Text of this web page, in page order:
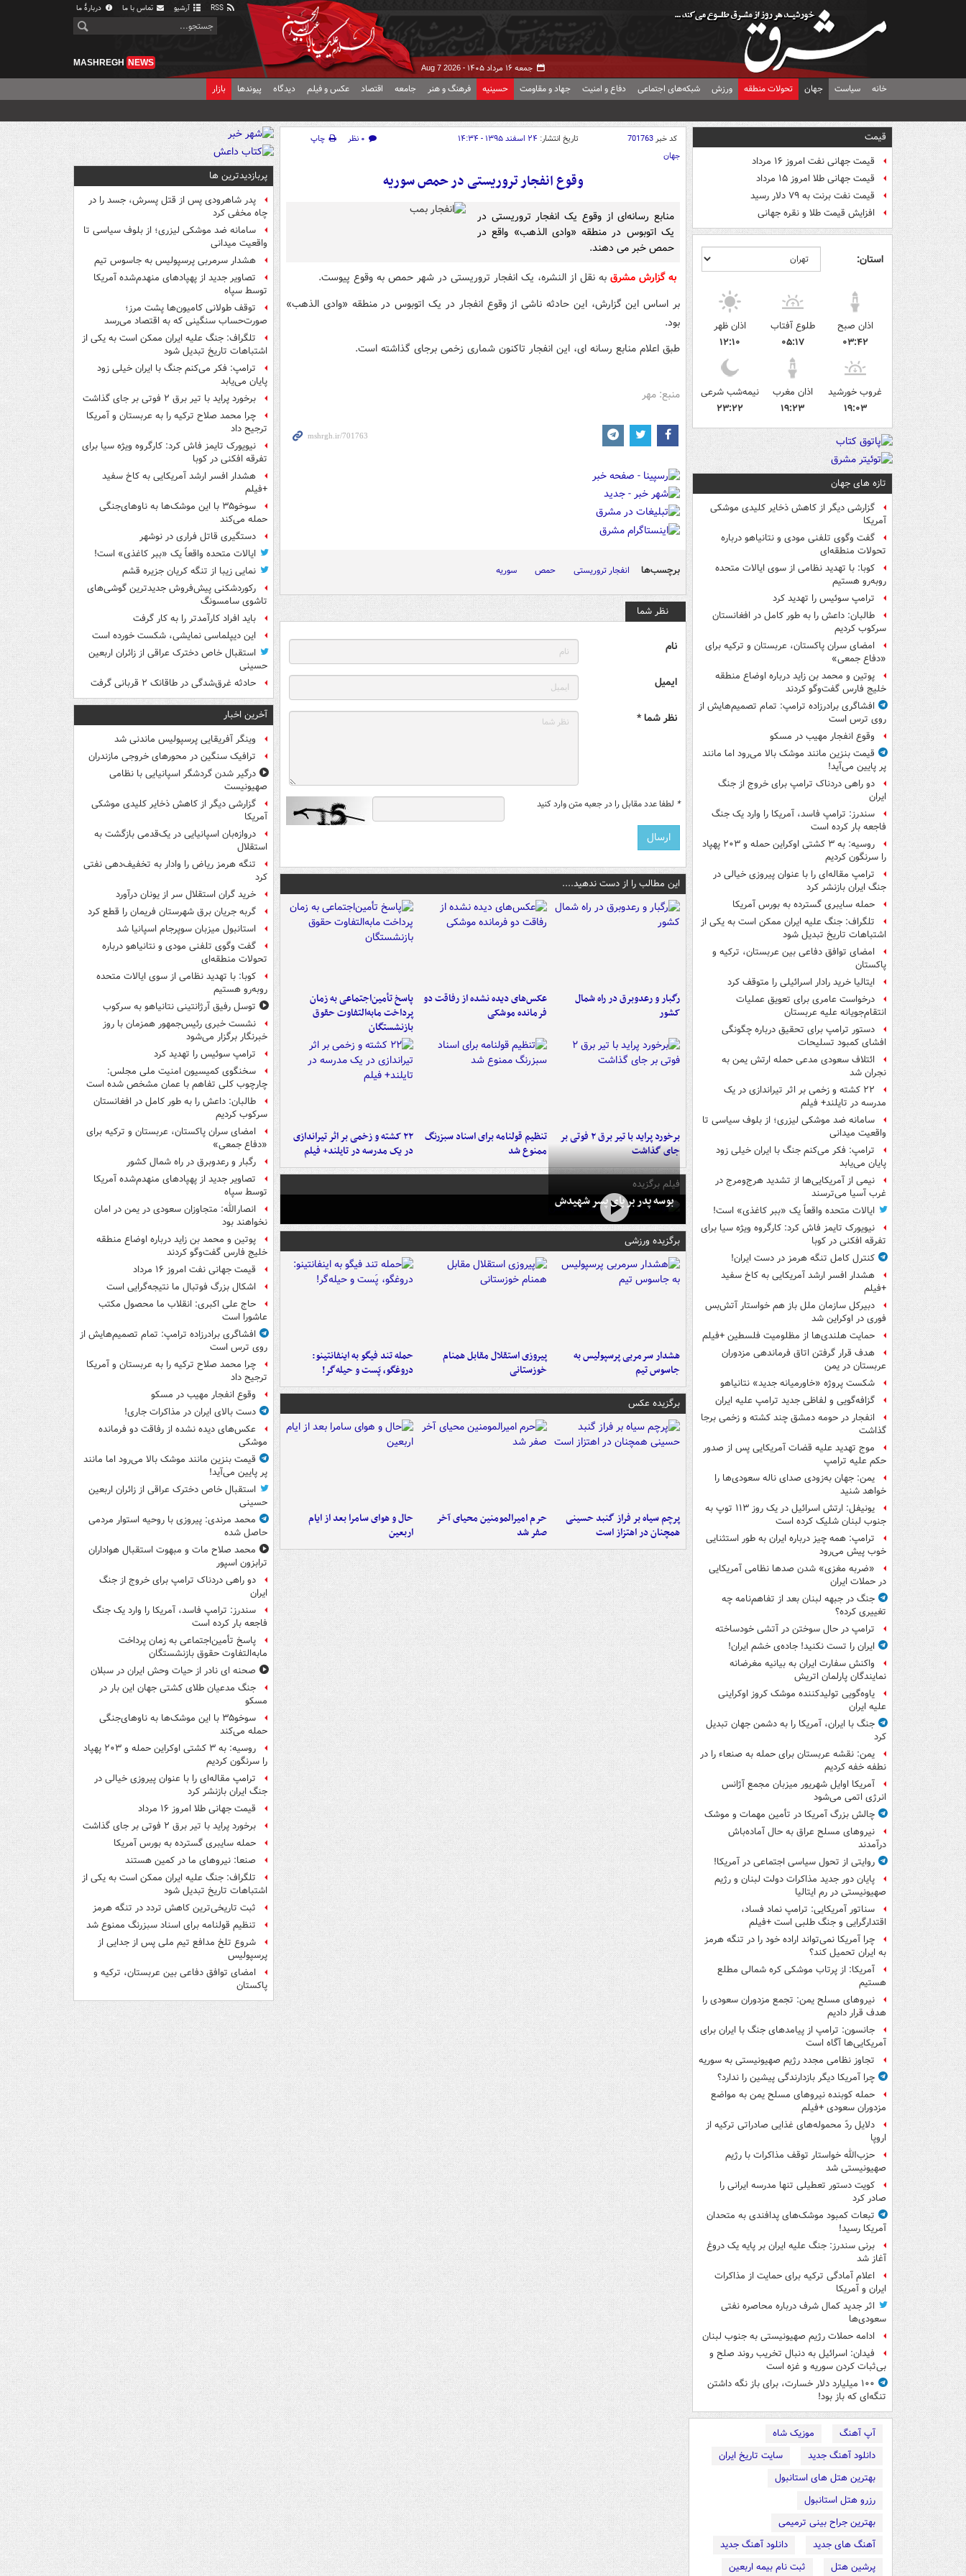
آرشیو تماس با ما دربارهٔ ما
جمعه ۱۶ مرداد ۱۴۰۵ - Aug 7 2026
MASHREGH NEWS
خانه سیاست جهان تحولات منطقه ورزش شبکه‌های اجتماعی دفاع و امنیت جهاد و مقاومت حسینیه فرهنگ و هنر جامعه اقتصاد عکس و فیلم دیدگاه پیوندها بازار
قیمت
قیمت جهانی نفت امروز ۱۶ مرداد
قیمت جهانی طلا امروز ۱۵ مرداد
قیمت نفت برنت به ۷۹ دلار رسید
افزایش قیمت طلا و نقره جهانی
استان:
اذان صبح
۰۳:۴۲
طلوع آفتاب
۰۵:۱۷
اذان ظهر
۱۲:۱۰
غروب خورشید
۱۹:۰۳
اذان مغرب
۱۹:۲۳
نیمه‌شب شرعی
۲۳:۲۲
تازه های جهان
گزارشی دیگر از کاهش ذخایر کلیدی موشکی
آمریکا
گفت وگوی تلفنی مودی و نتانیاهو درباره
تحولات منطقه‌ای
کوبا: با تهدید نظامی از سوی ایالات متحده
روبه‌رو هستیم
ترامپ سوئیس را تهدید کرد
طالبان: داعش را به طور کامل در افغانستان
سرکوب کردیم
امضای سران پاکستان، عربستان و ترکیه برای
«دفاع جمعی»
پوتین و محمد بن زاید درباره اوضاع منطقه
خلیج فارس گفت‌وگو کردند
افشاگری برادرزاده ترامپ: تمام تصمیم‌هایش از
روی ترس است
وقوع انفجار مهیب در مسکو
قیمت بنزین مانند موشک بالا می‌رود اما مانند
پر پایین می‌آید!
دو راهی دردناک ترامپ برای خروج از جنگ
ایران
سندرز: ترامپ فاسد، آمریکا را وارد یک جنگ
فاجعه بار کرده است
روسیه: به ۳ کشتی اوکراین حمله و ۲۰۳ پهپاد
را سرنگون کردیم
ترامپ مقاله‌ای را با عنوان پیروزی خیالی در
جنگ ایران بازنشر کرد
حمله سایبری گسترده به بورس آمریکا
تلگراف: جنگ علیه ایران ممکن است به یکی از
اشتباهات تاریخ تبدیل شود
امضای توافق دفاعی بین عربستان، ترکیه و
پاکستان
ایتالیا خرید رادار اسرائیلی را متوقف کرد
درخواست عامری برای تعویق عملیات
انتقام‌جویانه علیه عربستان
دستور ترامپ برای تحقیق درباره چگونگی
افشای کمبود تسلیحات
ائتلاف سعودی مدعی حمله ارتش یمن به
نجران شد
۲۲ کشته و زخمی بر اثر تیراندازی در یک
مدرسه در تایلند+ فیلم
سامانه ضد موشکی لیزری؛ از بلوف سیاسی تا
واقعیت میدانی
ترامپ: فکر می‌کنم جنگ با ایران خیلی زود
پایان می‌یابد
نیمی از آمریکایی‌ها از تشدید هرج‌ومرج در
غرب آسیا می‌ترسند
ایالات متحده واقعاً یک «ببر کاغذی» است!
نیویورک تایمز فاش کرد: کارگروه ویژه سیا برای
تفرقه افکنی در کوبا
کنترل کامل تنگه هرمز در دست ایران!
هشدار افسر ارشد آمریکایی به کاخ سفید
+فیلم
دبیرکل سازمان ملل باز هم خواستار آتش‌بس
فوری در اوکراین شد
حمایت هلندی‌ها از مظلومیت فلسطین +فیلم
هدف قرار گرفتن اتاق‌ فرماندهی مزدوران
عربستان در یمن
شکست پروژه «خاورمیانه جدید» نتانیاهو
گزافه‌گویی و لفاظی جدید ترامپ علیه ایران
انفجار در حومه دمشق چند کشته و زخمی برجا
گذاشت
موج تهدید علیه قضات آمریکایی پس از صدور
حکم علیه ترامپ
یمن: جهان به‌زودی صدای ناله سعودی‌ها را
خواهد شنید
یونیفل: ارتش اسرائیل در یک روز ۱۱۳ توپ به
جنوب لبنان شلیک کرده است
ترامپ: همه چیز درباره ایران به طور استثنایی
خوب پیش می‌رود
«ضربه مغزی» شدن صدها نظامی آمریکایی
در حملات ایران
جنگ در جبهه لبنان بعد از تفاهم‌نامه چه
تغییری کرده؟
ترامپ در حال سوختن در آتشی خودساخته
ایران را تست نکنید! جاده‌ی خشم ایران!
واکنش سفارت ایران به بیانیه مغرضانه
نمایندگان پارلمان اتریش
یاوه‌گویی تولیدکننده موشک کروز اوکراینی
علیه ایران
جنگ با ایران، آمریکا را به دشمن جهان تبدیل
کرد
یمن: نقشه عربستان برای حمله به صنعاء را در
نطفه خفه کردیم
آمریکا اوایل شهریور میزبان مجمع آژانس
انرژی اتمی می‌شود
چالش بزرگ آمریکا در تأمین مهمات و موشک
نیروهای مسلح عراق به حال آماده‌باش
درآمدند
روایتی از تحول سیاسی اجتماعی در آمریکا!
پایان دور جدید مذاکرات دولت لبنان و رژیم
صهیونیستی در رم ایتالیا
سناتور آمریکایی: ترامپ نماد فساد،
اقتدارگرایی و جنگ طلبی است +فیلم
چرا آمریکا نمی‌تواند اراده خود را در تنگه هرمز
به ایران تحمیل کند؟
آمریکا: از پرتاب موشکی کره شمالی مطلع
هستیم
نیروهای مسلح یمن: تجمع مزدوران سعودی را
هدف قرار دادیم
جانسون: ترامپ از پیامدهای جنگ با ایران برای
آمریکایی‌ها آگاه است
تجاوز نظامی مجدد رژیم صهیونیستی به سوریه
چرا آمریکا دیگر بازدارندگی پیشین را ندارد؟
حمله کوبنده نیروهای مسلح یمن به مواضع
مزدوران سعودی +فیلم
دلایل ردّ محموله‌های غذایی صادراتی ترکیه از
اروپا
حزب‌الله خواستار توقف مذاکرات با رژیم
صهیونیستی شد
کویت دستور تعطیلی تنها مدرسه ایرانی را
صادر کرد
تبعات کمبود موشک‌های پدافندی به متحدان
آمریکا رسید!
برنی سندرز: جنگ علیه ایران بر پایه یک دروغ
آغاز شد
اعلام آمادگی ترکیه برای حمایت از مذاکرات
ایران و آمریکا
اثر جدید کمال شرف درباره محاصره نفتی
سعودی‌ها
ادامه حملات رژیم صهیونیستی به جنوب لبنان
فیدان: اسرائیل به دنبال تخریب روند صلح و
بی‌ثبات کردن سوریه و غزه است
۱۰۰ میلیارد دلار خسارت، برای باز نگه داشتن
تنگه‌ای که باز بود!
آپ آهنگ
موزیک شاه
دانلود آهنگ جدید
سایت تاریخ ایران
بهترین هتل های استانبول
رزرو هتل استانبول
بهترین جراح بینی ترمیمی
آهنگ های جدید
دانلود آهنگ جدید
پرشین هتل
ثبت نام بیمه اربعین
کد خبر701763 تاریخ انتشار: ۲۴ اسفند ۱۳۹۵ - ۱۴:۳۴ ۰ نظر
چاپ
جهان
وقوع انفجار تروریستی در حمص سوریه
منابع رسانه‌ای از وقوع یک انفجار تروریستی در
یک اتوبوس در منطقه «وادی الذهب» واقع در
حمص خبر می دهند.
به گزارش مشرق به نقل از النشره، یک انفجار تروریستی در شهر حمص به وقوع پیوست.
بر اساس این گزارش، این حادثه ناشی از وقوع انفجار در یک اتوبوس در منطقه «وادی الذهب»
بود.
طبق اعلام منابع رسانه ای، این انفجار تاکنون شماری زخمی برجای گذاشته است.
منبع: مهر
برچسب‌ها انفجار تروریستی حمص سوریه
نظر شما
نام
ایمیل
نظر شما *
* لطفا عدد مقابل را در جعبه متن وارد کنید
این مطالب را از دست ندهید....
رگبار و رعدوبرق در راه شمال
کشور
عکس‌های دیده نشده از رفاقت دو
فرمانده‌ موشکی
پاسخ تأمین‌اجتماعی به زمان
پرداخت مابه‌التفاوت حقوق
بازنشستگان
برخورد پراید با تیر برق ۲ فوتی بر
جای گذاشت
تنظیم قولنامه برای اسناد سبزرنگ
ممنوع شد
۲۲ کشته و زخمی بر اثر تیراندازی
در یک مدرسه در تایلند+ فیلم
فیلم برگزیده
بوسه‌ پدر بر پای پسر شهیدش
برگزیده ورزشی
هشدار سرمربی پرسپولیس به
جاسوس تیم
پیروزی استقلال مقابل همنام
خوزستانی
حمله تند فیگو به اینفانتینو:
دروغگو، پَست‌ و حیله‌گر!
برگزیده عکس
پرچم سیاه بر فراز گنبد حسینی
همچنان در اهتزاز است
حرم امیرالمومنین محیای آخر
صفر شد
حال و هوای سامرا بعد از ایام
اربعین
پربازدیدترین ها
پدر شاهرودی پس از قتل پسرش، جسد را در
چاه مخفی کرد
سامانه ضد موشکی لیزری؛ از بلوف سیاسی تا
واقعیت میدانی
هشدار سرمربی پرسپولیس به جاسوس تیم
تصاویر جدید از پهپادهای منهدم‌شده آمریکا
توسط سپاه
توقف طولانی کامیون‌ها پشت مرز؛
صورت‌حساب سنگینی که به اقتصاد می‌رسد
تلگراف: جنگ علیه ایران ممکن است به یکی از
اشتباهات تاریخ تبدیل شود
ترامپ: فکر می‌کنم جنگ با ایران خیلی زود
پایان می‌یابد
برخورد پراید با تیر برق ۲ فوتی بر جای گذاشت
چرا محمد صلاح ترکیه را به عربستان و آمریکا
ترجیح داد
نیویورک تایمز فاش کرد: کارگروه ویژه سیا برای
تفرقه افکنی در کوبا
هشدار افسر ارشد آمریکایی به کاخ سفید
+فیلم
سوخو۳۵ با این موشک‌ها به ناوهای‌جنگی
حمله می‌کند
دستگیری قاتل فراری در نوشهر
ایالات متحده واقعاً یک «ببر کاغذی» است!
نمایی زیبا از تنگه کریان جزیره قشم
رکوردشکنی پیش‌فروش جدیدترین گوشی‌های
تاشوی سامسونگ
باید افراد کارآمدتر را به کار گرفت
این دیپلماسی نمایشی، شکست خورده است
استقبال خاص دخترک عراقی از زائران اربعین
حسینی
حادثه غرق‌شدگی در طاقانک ۲ قربانی گرفت
آخرین اخبار
وینگر آفریقایی پرسپولیس ماندنی شد
ترافیک سنگین در محورهای خروجی مازندران
درگیر شدن گردشگر اسپانیایی با نظامی
صهیونیست
گزارشی دیگر از کاهش ذخایر کلیدی موشکی
آمریکا
دروازه‌بان اسپانیایی در یک‌قدمی بازگشت به
استقلال
تنگه هرمز ریاض را وادار به تخفیف‌دهی نفتی
کرد
خرید گران استقلال سر از یونان درآورد
گربه جریان برق شهرستان فریمان را قطع کرد
استانبول میزبان سوپرجام اسپانیا شد
گفت وگوی تلفنی مودی و نتانیاهو درباره
تحولات منطقه‌ای
کوبا: با تهدید نظامی از سوی ایالات متحده
روبه‌رو هستیم
توسل رفیق آرژانتینی نتانیاهو به سرکوب
نشست خبری رئیس‌جمهور همزمان با روز
خبرنگار برگزار می‌شود
ترامپ سوئیس را تهدید کرد
سخنگوی کمیسیون امنیت ملی مجلس:
چارچوب کلی تفاهم با عمان مشخص شده است
طالبان: داعش را به طور کامل در افغانستان
سرکوب کردیم
امضای سران پاکستان، عربستان و ترکیه برای
«دفاع جمعی»
رگبار و رعدوبرق در راه شمال کشور
تصاویر جدید از پهپادهای منهدم‌شده آمریکا
توسط سپاه
انصارالله: متجاوزان سعودی در یمن در امان
نخواهند بود
پوتین و محمد بن زاید درباره اوضاع منطقه
خلیج فارس گفت‌وگو کردند
قیمت جهانی نفت امروز ۱۶ مرداد
اشکال بزرگ فوتبال ما نتیجه‌گرایی است
حاج علی اکبری: انقلاب ما محصول مکتب
عاشورا است
افشاگری برادرزاده ترامپ: تمام تصمیم‌هایش از
روی ترس است
چرا محمد صلاح ترکیه را به عربستان و آمریکا
ترجیح داد
وقوع انفجار مهیب در مسکو
دست بالای ایران در مذاکرات جاری!
عکس‌های دیده نشده از رفاقت دو فرمانده‌
موشکی
قیمت بنزین مانند موشک بالا می‌رود اما مانند
پر پایین می‌آید!
استقبال خاص دخترک عراقی از زائران اربعین
حسینی
محمد مرندی: پیروزی با روحیه استوار مردمی
حاصل شده
محمد صلاح مات و مبهوت استقبال هواداران
ترابزون اسپور
دو راهی دردناک ترامپ برای خروج از جنگ
ایران
سندرز: ترامپ فاسد، آمریکا را وارد یک جنگ
فاجعه بار کرده است
پاسخ تأمین‌اجتماعی به زمان پرداخت
مابه‌التفاوت حقوق بازنشستگان
صحنه ای نادر از حیات وحش ایران در سبلان
جنگ مدعیان طلای کشتی جهان این بار در
مسکو
سوخو۳۵ با این موشک‌ها به ناوهای‌جنگی
حمله می‌کند
روسیه: به ۳ کشتی اوکراین حمله و ۲۰۳ پهپاد
را سرنگون کردیم
ترامپ مقاله‌ای را با عنوان پیروزی خیالی در
جنگ ایران بازنشر کرد
قیمت جهانی طلا امروز ۱۶ مرداد
برخورد پراید با تیر برق ۲ فوتی بر جای گذاشت
حمله سایبری گسترده به بورس آمریکا
صنعا: نیروهای ما در کمین‌ هستند
تلگراف: جنگ علیه ایران ممکن است به یکی از
اشتباهات تاریخ تبدیل شود
ثبت تاریخی‌ترین کاهش تردد در تنگه هرمز
تنظیم قولنامه برای اسناد سبزرنگ ممنوع شد
شروع تلخ مدافع تیم ملی پس از جدایی از
پرسپولیس
امضای توافق دفاعی بین عربستان، ترکیه و
پاکستان